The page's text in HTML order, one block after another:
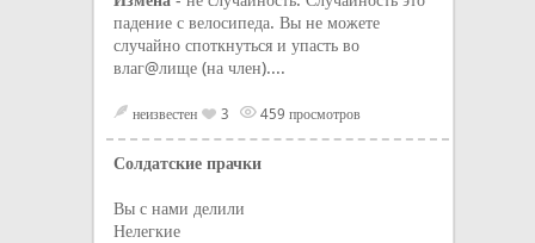
падение с велосипеда. Вы не можете
случайно споткнуться и упасть во
влаг@лище (на член)....
неизвестен 3 459 просмотров
Солдатские прачки
Вы с нами делили
Нелегкие